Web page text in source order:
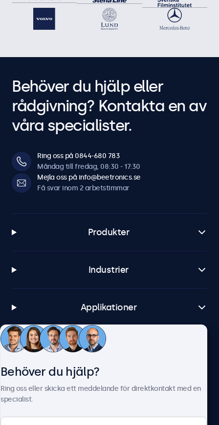
Behöver du hjälp eller
rådgivning? Kontakta en av
våra specialister.
Ring oss på 0844-680 783
Måndag till fredag, 08:30 - 17:30
Mejla oss på info@beetronics.se
Få svar inom 2 arbetstimmar
Produkter
Industrier
Applikationer
Kundtjänst
Behöver du hjälp?
Ring oss eller skicka ett meddelande för direktkontakt med en
specialist.